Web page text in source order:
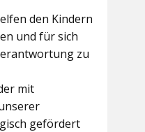
den Kindern
und für sich
zu
mit
gefördert